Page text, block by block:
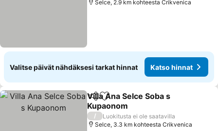
Selce, 2.9 km kohteesta Crikvenica
Valitse päivät nähdäksesi tarkat hinnat Katso hinnat
Jaa Lisää suosikkeihin
Villa Ana Selce Soba s
Kupaonom
Katso hinnat
/
Luokitusta ei ole saatavilla
Selce, 3.3 km kohteesta Crikvenica